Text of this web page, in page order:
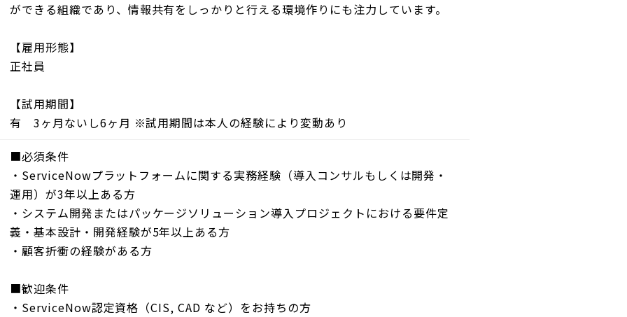
ができる組織であり、情報共有をしっかりと行える環境作りにも注力しています。
【雇用形態】
正社員
【試用期間】
有 3ヶ月ないし6ヶ月 ※試用期間は本人の経験により変動あり
■必須条件
・ServiceNowプラットフォームに関する実務経験（導入コンサルもしくは開発・
運用）が3年以上ある方
・システム開発またはパッケージソリューション導入プロジェクトにおける要件定
義・基本設計・開発経験が5年以上ある方
・顧客折衝の経験がある方
■歓迎条件
・ServiceNow認定資格（CIS, CAD など）をお持ちの方